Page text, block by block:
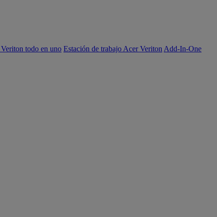
todo en uno Estación de trabajo Acer Veriton Add-In-One